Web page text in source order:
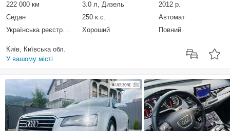
222 000 км 3.0 л, Дизель
2012 р.
Седан
250 к.с.
Автомат
Українська реєстрація
Хороший Повний
Київ, Київська обл.
У вашому місті